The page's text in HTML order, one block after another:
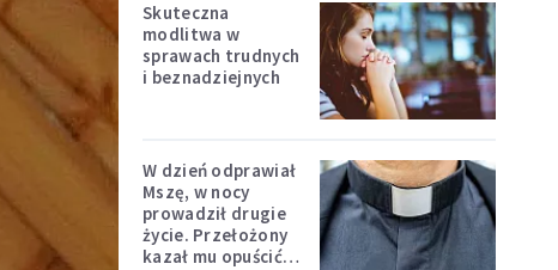
Skuteczna
modlitwa w
sprawach trudnych
i beznadziejnych
W dzień odprawiał
Mszę, w nocy
prowadził drugie
życie. Przełożony
kazał mu opuścić